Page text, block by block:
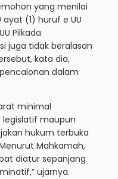
yang menilai
ayat (1) huruf e UU
Pilkada
juga tidak beralasan
kata dia,
dalam
minimal
maupun
hukum terbuka
Mahkamah,
diatur sepanjang
ujarnya.